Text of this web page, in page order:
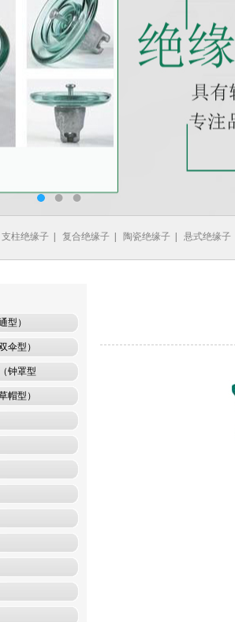
支柱绝缘子 复合绝缘子 陶瓷绝缘子 悬式绝缘子
型）
伞型）
钟罩型
帽型）